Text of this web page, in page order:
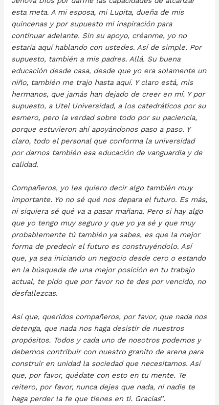
esta meta. A mi esposa, mi Lupita, dueña de mis
quincenas y por supuesto mi inspiración para
continuar adelante. Sin su apoyo, créanme, yo no
estaría aquí hablando con ustedes. Así de simple. Por
supuesto, también a mis padres. Allá. Su buena
educación desde casa, desde que yo era solamente un
niño, también me trajo hasta aquí. Y claro está, mis
hermanos, que jamás han dejado de creer en mí. Y por
supuesto, a Utel Universidad, a los catedráticos por su
esmero, pero la verdad sobre todo por su paciencia,
porque estuvieron ahí apoyándonos paso a paso. Y
claro, todo el personal que conforma la universidad
por darnos también esa educación de vanguardia y de
calidad.
Compañeros, yo les quiero decir algo también muy
importante. Yo no sé qué nos depara el futuro. Es más,
ni siquiera sé qué va a pasar mañana. Pero si hay algo
que yo tengo muy seguro y que yo ya sé y que muy
probablemente tú también ya sabes, es que la mejor
forma de predecir el futuro es construyéndolo. Así
que, ya sea iniciando un negocio desde cero o estando
en la búsqueda de una mejor posición en tu trabajo
actual, te pido que por favor no te des por vencido, no
desfallezcas.
Así que, queridos compañeros, por favor, que nada nos
detenga, que nada nos haga desistir de nuestros
propósitos. Todos y cada uno de nosotros podemos y
debemos contribuir con nuestro granito de arena para
construir en unidad la sociedad que necesitamos. Así
que, por favor, quédate con esto en tu mente. Te
reitero, por favor, nunca dejes que nada, ni nadie te
haga perder la fe que tienes en ti. Gracias”.